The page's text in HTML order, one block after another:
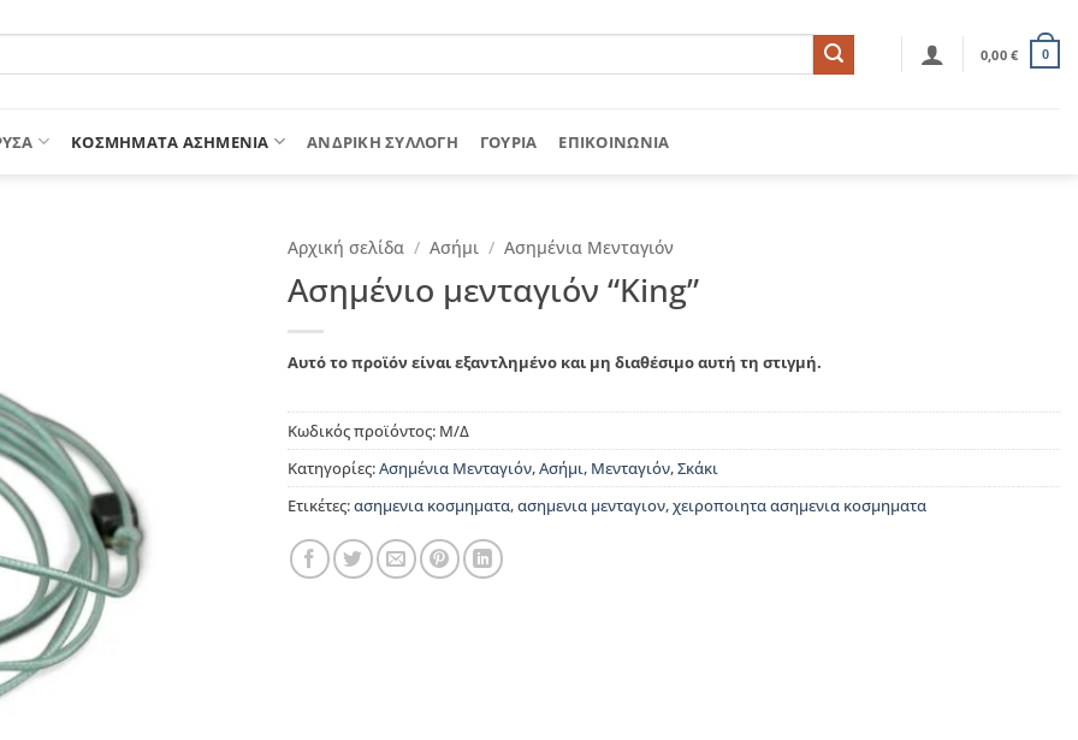
0,00€ 0
ΚΟΣΜΗΜΑΤΑ ΑΣΗΜΕΝΙΑ ΑΝΔΡΙΚΉ ΣΥΛΛΟΓΉ ΓΟΎΡΙΑ ΕΠΙΚΟΙΝΩΝΊΑ
Αρχική σελίδα / Ασήμι / Ασημένια Μενταγιόν
Ασημένιο μενταγιόν “King”
Αυτό το προϊόν είναι εξαντλημένο και μη διαθέσιμο αυτή τη στιγμή.
Κωδικός προϊόντος: Μ/Δ
Κατηγορίες:Ασημένια Μενταγιόν,Ασήμι, Μενταγιόν,Σκάκι
Ετικέτες:ασημενια κοσμηματα,ασημενια μενταγιον,χειροποιητα ασημενια κοσμηματα